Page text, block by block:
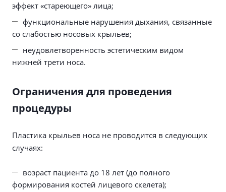
эффект «стареющего» лица;
функциональные нарушения дыхания, связанные
со слабостью носовых крыльев;
неудовлетворенность эстетическим видом
нижней трети носа.
Ограничения для проведения
процедуры
Пластика крыльев носа не проводится в следующих
случаях:
возраст пациента до 18 лет (до полного
формирования костей лицевого скелета);